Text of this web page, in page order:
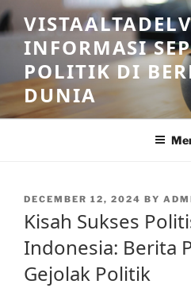
Skip
to
contentINFORMASI
POLITIK DI
DUNIA
POSTED
ON
DECEMBER 12, 2024 BY
Kisah Sukses
Indonesia: Berita
Gejolak Politik